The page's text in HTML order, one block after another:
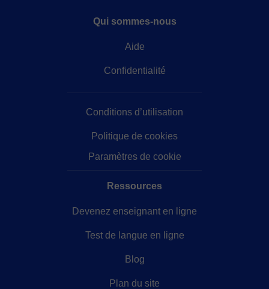
Qui sommes-nous
Aide
Confidentialité
Conditions d’utilisation
Politique de cookies
Paramètres de cookie
Ressources
Devenez enseignant en ligne
Test de langue en ligne
Blog
Plan du site